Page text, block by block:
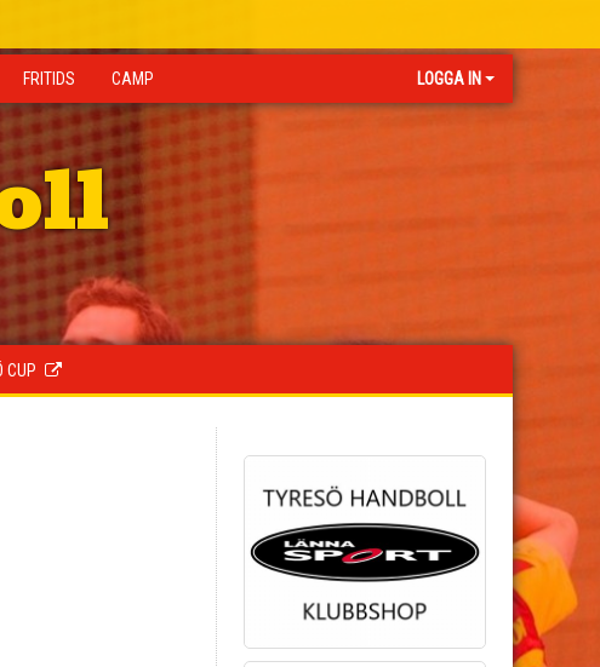
FRITIDS CAMP LOGGA IN
CUP